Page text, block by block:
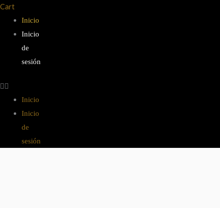
Cart
Inicio
Inicio
de
sesión
Inicio
Inicio
de
sesión